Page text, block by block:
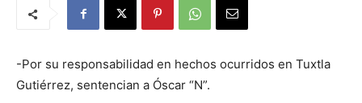
-Por su responsabilidad en hechos ocurridos en Tuxtla
Gutiérrez, sentencian a Óscar “N”.